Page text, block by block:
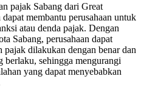
pajak Sabang dari Great
membantu perusahaan untuk
atau denda pajak. Dengan
Sabang, perusahaan dapat
pajak dilakukan dengan benar dan
berlaku, sehingga mengurangi
yang dapat menyebabkan